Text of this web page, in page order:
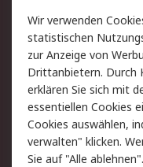
Rücksendung/
Hilfe
Rechtliches
RS Verkaufs- und
Lieferbedingungen
Cookie-Richtlinie
Wir verwenden
statistischen
zur Anzeige von
Drittanbietern. Durch
erklären Sie sich mit
essentiellen Cookies
Cookies auswählen,
verwalten" klicken.
Sie auf "Alle